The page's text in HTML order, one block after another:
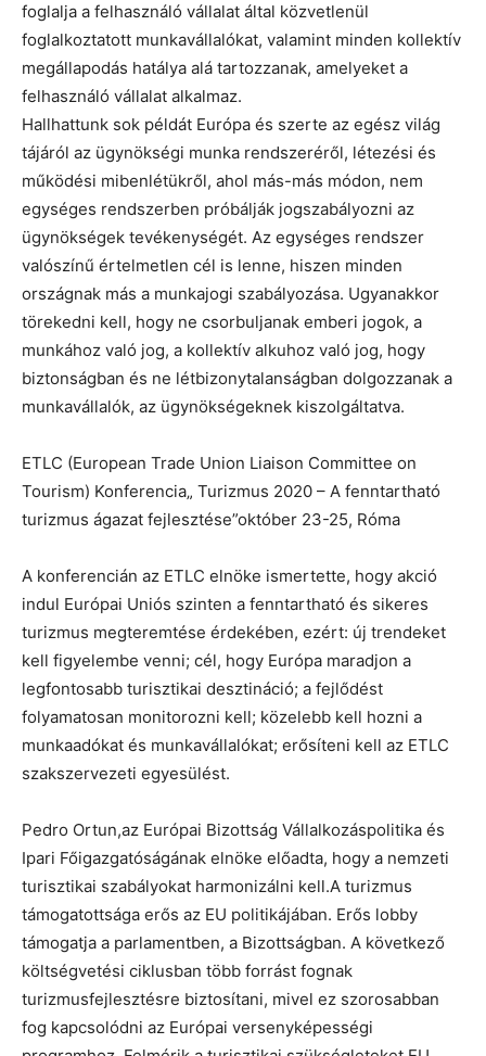
foglalja a felhasználó vállalat által közvetlenül
foglalkoztatott munkavállalókat, valamint minden kollektív
megállapodás hatálya alá tartozzanak, amelyeket a
felhasználó vállalat alkalmaz.
Hallhattunk sok példát Európa és szerte az egész világ
tájáról az ügynökségi munka rendszeréről, létezési és
működési mibenlétükről, ahol más-más módon, nem
egységes rendszerben próbálják jogszabályozni az
ügynökségek tevékenységét. Az egységes rendszer
valószínű értelmetlen cél is lenne, hiszen minden
országnak más a munkajogi szabályozása. Ugyanakkor
törekedni kell, hogy ne csorbuljanak emberi jogok, a
munkához való jog, a kollektív alkuhoz való jog, hogy
biztonságban és ne létbizonytalanságban dolgozzanak a
munkavállalók, az ügynökségeknek kiszolgáltatva.
ETLC (European Trade Union Liaison Committee on
Tourism) Konferencia„ Turizmus 2020 – A fenntartható
turizmus ágazat fejlesztése”október 23-25, Róma
A konferencián az ETLC elnöke ismertette, hogy akció
indul Európai Uniós szinten a fenntartható és sikeres
turizmus megteremtése érdekében, ezért: új trendeket
kell figyelembe venni; cél, hogy Európa maradjon a
legfontosabb turisztikai desztináció; a fejlődést
folyamatosan monitorozni kell; közelebb kell hozni a
munkaadókat és munkavállalókat; erősíteni kell az ETLC
szakszervezeti egyesülést.
Pedro Ortun,az Európai Bizottság Vállalkozáspolitika és
Ipari Főigazgatóságának elnöke előadta, hogy a nemzeti
turisztikai szabályokat harmonizálni kell.A turizmus
támogatottsága erős az EU politikájában. Erős lobby
támogatja a parlamentben, a Bizottságban. A következő
költségvetési ciklusban több forrást fognak
turizmusfejlesztésre biztosítani, mivel ez szorosabban
fog kapcsolódni az Európai versenyképességi